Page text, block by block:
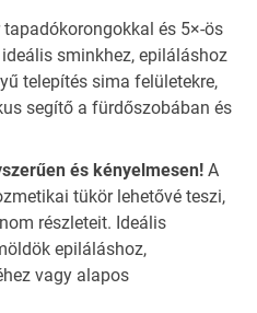
és 5×-ös
sminkhez, epiláláshoz
telepítés sima felületekre,
segítő a fürdőszobában és
és kényelmesen! A
tükör lehetővé teszi,
részleteit. Ideális
epiláláshoz,
vagy alapos